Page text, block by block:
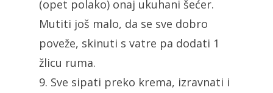
(opet polako) onaj ukuhani šećer.
Mutiti još malo, da se sve dobro
poveže, skinuti s vatre pa dodati 1
žlicu ruma.
9. Sve sipati preko krema, izravnati i